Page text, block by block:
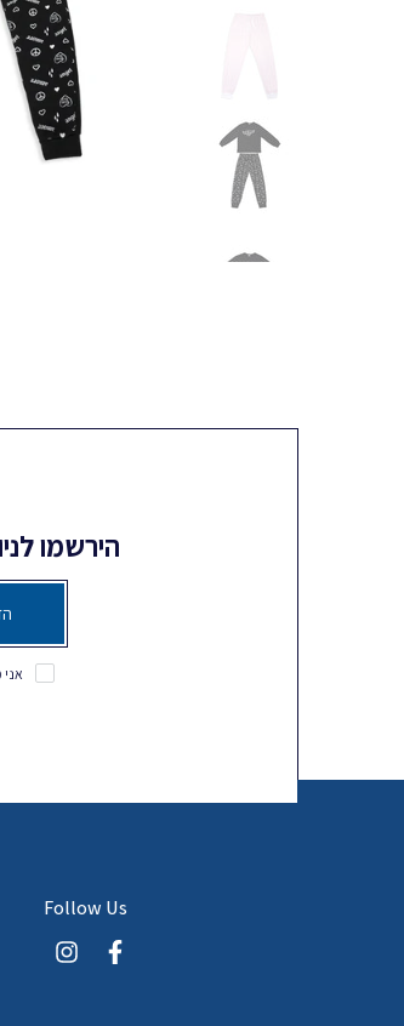
הירשמו
Follow Us